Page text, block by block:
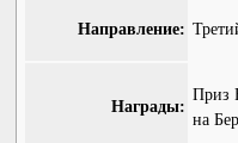
Направление:
Награды:
Приз
на